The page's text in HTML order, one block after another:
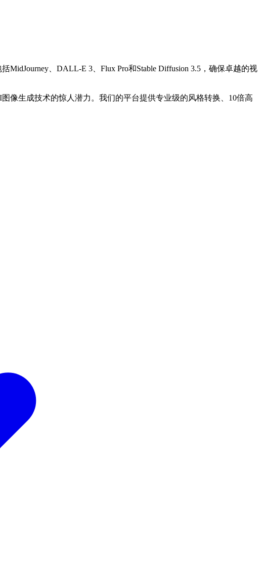
、DALL-E 3、Flux Pro和Stable Diffusion 3.5，确保卓越的视
像生成技术的惊人潜力。我们的平台提供专业级的风格转换、10倍高